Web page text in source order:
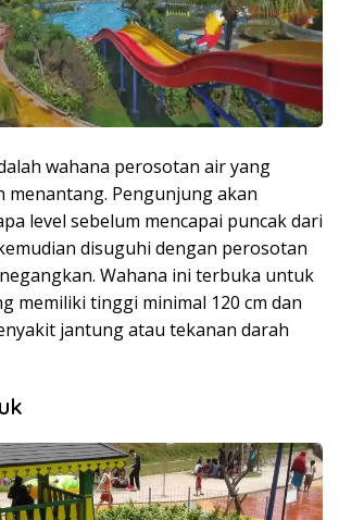
wahana perosotan air yang
menantang. Pengunjung akan
level sebelum mencapai puncak dari
disuguhi dengan perosotan
Wahana ini terbuka untuk
memiliki tinggi minimal 120 cm dan
jantung atau tekanan darah